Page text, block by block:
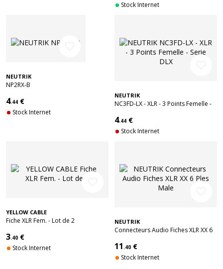
Stock Internet
NEUTRIK
NP2RX-B
4.44 €
Stock Internet
NEUTRIK
NC3FD-LX - XLR - 3 Points Femelle -
4.44 €
Stock Internet
YELLOW CABLE
Fiche XLR Fem. - Lot de 2
3.40 €
Stock Internet
NEUTRIK
Connecteurs Audio Fiches XLR XX 6
11 .40 €
Stock Internet